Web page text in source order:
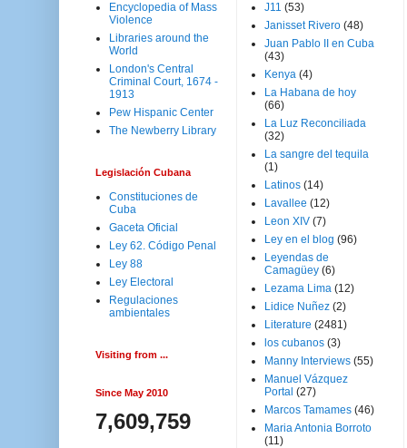
Encyclopedia of Mass
Violence
Libraries around the
World
London's Central
Criminal Court, 1674 -
1913
Pew Hispanic Center
The Newberry Library
Legislación Cubana
Constituciones de
Cuba
Gaceta Oficial
Ley 62. Código Penal
Ley 88
Ley Electoral
Regulaciones
ambientales
Visiting from ...
Since May 2010
7,609,759
J11 (53)
Janisset Rivero (48)
Juan Pablo II en Cuba
(43)
Kenya (4)
La Habana de hoy
(66)
La Luz Reconciliada
(32)
La sangre del tequila
(1)
Latinos (14)
Lavallee (12)
Leon XIV (7)
Ley en el blog (96)
Leyendas de
Camagüey (6)
Lezama Lima (12)
Lidice Nuñez (2)
Literature (2481)
los cubanos (3)
Manny Interviews (55)
Manuel Vázquez
Portal (27)
Marcos Tamames (46)
Maria Antonia Borroto
(11)